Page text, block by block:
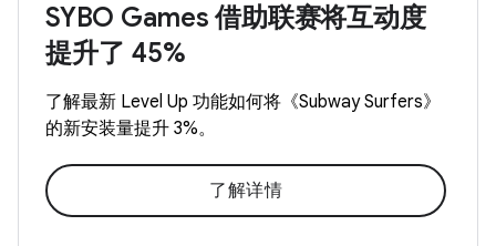
SYBO Games 借助联赛将互动度
提升了 45%
了解最新 Level Up 功能如何将《Subway Surfers》
的新安装量提升 3%。
了解详情